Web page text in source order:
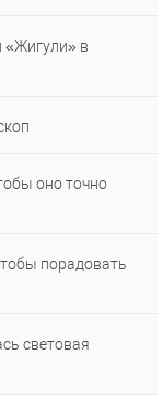
«Жигули» в
оно точно
порадовать
световая